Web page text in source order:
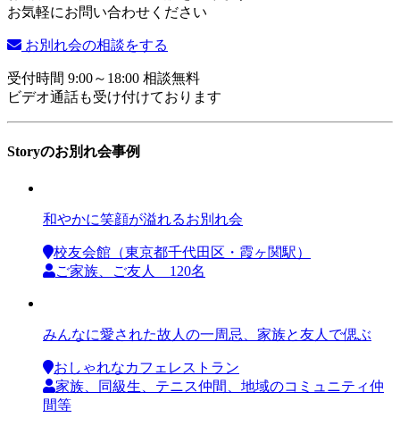
お気軽にお問い合わせください
お別れ会の相談をする
受付時間 9:00～18:00 相談無料
ビデオ通話も受け付けております
Storyのお別れ会事例
和やかに笑顔が溢れるお別れ会
校友会館（東京都千代田区・霞ヶ関駅）
ご家族、ご友人 120名
みんなに愛された故人の一周忌、家族と友人で偲ぶ
おしゃれなカフェレストラン
家族、同級生、テニス仲間、地域のコミュニティ仲
間等